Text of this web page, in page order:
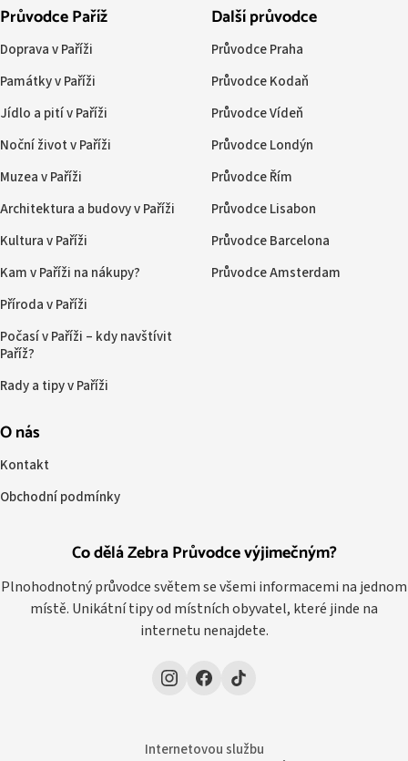
Co dělá Zebra Průvodce výjimečným?
Plnohodnotný průvodce světem se všemi informacemi na jednom
místě. Unikátní tipy od místních obyvatel, které jinde na
internetu nenajdete.
Průvodce Paříž
Doprava v Paříži
Památky v Paříži
Jídlo a pití v Paříži
Noční život v Paříži
Muzea v Paříži
Architektura a budovy v Paříži
Kultura v Paříži
Kam v Paříži na nákupy?
Příroda v Paříži
Počasí v Paříži – kdy navštívit
Paříž?
Rady a tipy v Paříži
Další průvodce
Průvodce Praha
Průvodce Kodaň
Průvodce Vídeň
Průvodce Londýn
Průvodce Řím
Průvodce Lisabon
Průvodce Barcelona
Průvodce Amsterdam
O nás
Kontakt
Obchodní podmínky
Internetovou službu